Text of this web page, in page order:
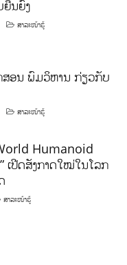
ນຍົງ
ສາລະໜ້າຮູ້
ສອນ ພົມວິຫານ ກ່ຽວກັບ
ສາລະໜ້າຮູ້
Humanoid
ເປີດສັງກາດໃໝ່ໃນໂລກ
ສາລະໜ້າຮູ້